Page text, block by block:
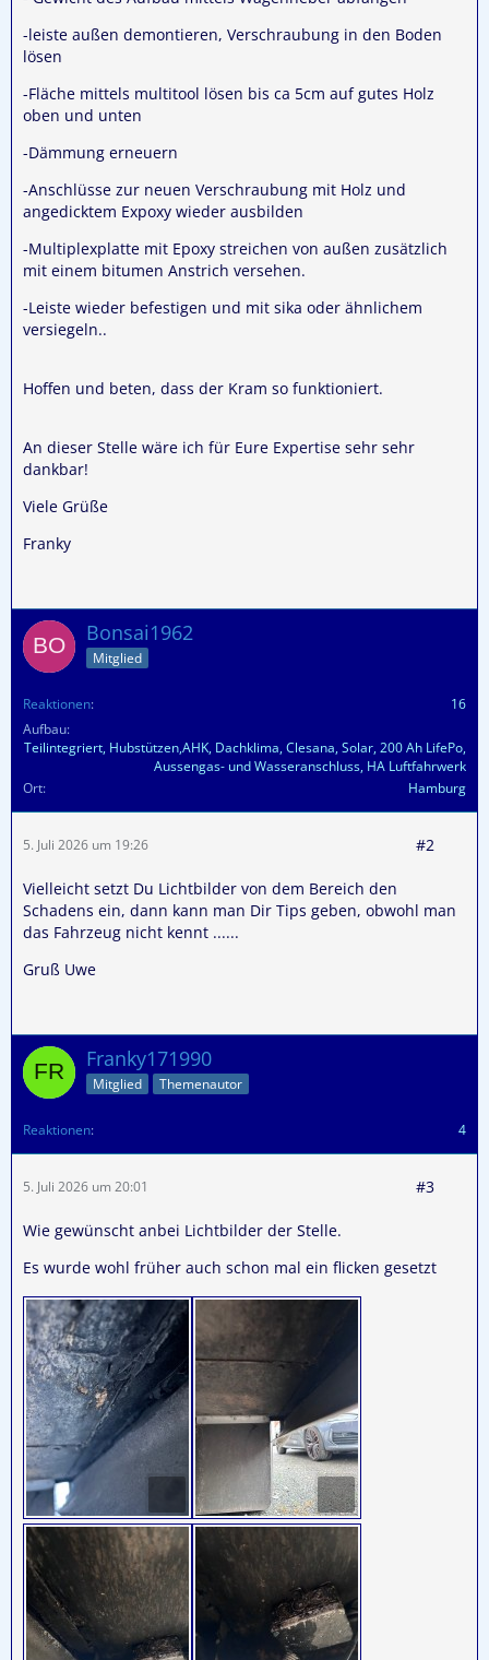
-leiste außen demontieren, Verschraubung in den Boden
lösen
-Fläche mittels multitool lösen bis ca 5cm auf gutes Holz
oben und unten
-Dämmung erneuern
-Anschlüsse zur neuen Verschraubung mit Holz und
angedicktem Expoxy wieder ausbilden
-Multiplexplatte mit Epoxy streichen von außen zusätzlich
mit einem bitumen Anstrich versehen.
-Leiste wieder befestigen und mit sika oder ähnlichem
versiegeln..
Hoffen und beten, dass der Kram so funktioniert.
An dieser Stelle wäre ich für Eure Expertise sehr sehr
dankbar!
Viele Grüße
Franky
Bonsai1962
Mitglied
Reaktionen
16
Aufbau
Teilintegriert, Hubstützen,AHK, Dachklima, Clesana, Solar, 200 Ah LifePo,
Aussengas- und Wasseranschluss, HA Luftfahrwerk
Ort
Hamburg
5. Juli 2026 um 19:26 #2
Vielleicht setzt Du Lichtbilder von dem Bereich den
Schadens ein, dann kann man Dir Tips geben, obwohl man
das Fahrzeug nicht kennt ......
Gruß Uwe
Franky171990
Mitglied Themenautor
Reaktionen 4
5. Juli 2026 um 20:01 #3
Wie gewünscht anbei Lichtbilder der Stelle.
Es wurde wohl früher auch schon mal ein flicken gesetzt